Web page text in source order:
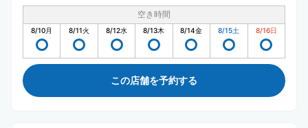
空き時間
8/10月 8/11火 8/12水 8/13木 8/14金 8/15土 8/16日
この店舗を予約する